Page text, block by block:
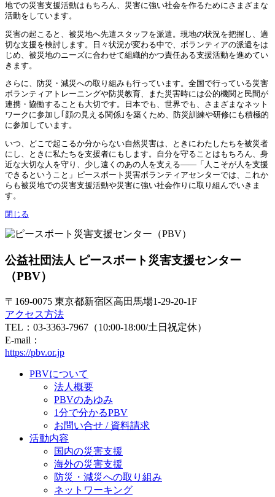
地での災害支援活動はもちろん、災害に強い社会を作るためにさまざまな
活動をしています。
災害の起こると、被災地へ先遣スタッフを派遣。現地の状況を把握し、適
切な支援を検討します。日々状況が変わる中で、ボランティアの派遣をは
じめ、被災地のニーズに合わせて組織的かつ責任ある支援活動を進めてい
きます。
さらに、防災・減災への取り組みも行っています。全国で行っている災害
ボランティアトレーニングや防災教育、また災害時には公的機関と民間が
連携・協働することも大切です。日本でも、世界でも、さまざまなネット
ワークに参加し｢顔の見える関係｣を築くため、防災訓練や研修にも積極的
に参加しています。
いつ、どこで起こるか分からない自然災害は、ときにわたしたちを被災者
にし、ときに私たちを支援者にもします。自分を守ることはもちろん、身
近な大切な人を守り、少し遠くのあの人を支える——「人こそが人を支援
できるということ」ピースボート災害ボランティアセンターでは、これか
らも被災地での災害支援活動や災害に強い社会作りに取り組んでいきま
す。
閉じる
公益社団法人 ピースボート災害支援センター
（PBV）
〒169-0075 東京都新宿区高田馬場1-29-20-1F
アクセス方法
TEL：03-3363-7967（10:00-18:00/土日祝定休）
E-mail：
https://pbv.or.jp
PBVについて
法人概要
PBVのあゆみ
1分で分かるPBV
お問い合せ / 資料請求
活動内容
国内の災害支援
海外の災害支援
防災・減災への取り組み
ネットワーキング